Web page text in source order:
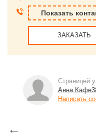
Показать
ЗАКАЗАТЬ
Страницей
Анна
Написать
←